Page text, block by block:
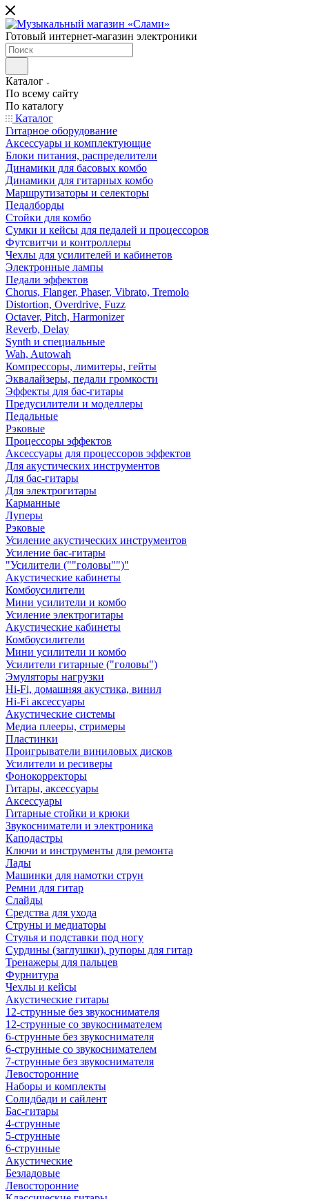
Готовый интернет-магазин электроники
Каталог
По всему сайту
По каталогу
Каталог
Гитарное оборудование
Аксессуары и комплектующие
Блоки питания, распределители
Динамики для басовых комбо
Динамики для гитарных комбо
Маршрутизаторы и селекторы
Педалборды
Стойки для комбо
Сумки и кейсы для педалей и процессоров
Футсвитчи и контроллеры
Чехлы для усилителей и кабинетов
Электронные лампы
Педали эффектов
Chorus, Flanger, Phaser, Vibrato, Tremolo
Distortion, Overdrive, Fuzz
Octaver, Pitch, Harmonizer
Reverb, Delay
Synth и специальные
Wah, Autowah
Компрессоры, лимитеры, гейты
Эквалайзеры, педали громкости
Эффекты для бас-гитары
Предусилители и моделлеры
Педальные
Рэковые
Процессоры эффектов
Аксессуары для процессоров эффектов
Для акустических инструментов
Для бас-гитары
Для электрогитары
Карманные
Луперы
Рэковые
Усиление акустических инструментов
Усиление бас-гитары
"Усилители (""головы"")"
Акустические кабинеты
Комбоусилители
Мини усилители и комбо
Усиление электрогитары
Акустические кабинеты
Комбоусилители
Мини усилители и комбо
Усилители гитарные ("головы")
Эмуляторы нагрузки
Hi-Fi, домашняя акустика, винил
Hi-Fi аксессуары
Акустические системы
Медиа плееры, стримеры
Пластинки
Проигрыватели виниловых дисков
Усилители и ресиверы
Фонокорректоры
Гитары, аксессуары
Аксессуары
Гитарные стойки и крюки
Звукосниматели и электроника
Каподастры
Ключи и инструменты для ремонта
Лады
Машинки для намотки струн
Ремни для гитар
Слайды
Средства для ухода
Струны и медиаторы
Стулья и подставки под ногу
Сурдины (заглушки), рупоры для гитар
Тренажеры для пальцев
Фурнитура
Чехлы и кейсы
Акустические гитары
12-струнные без звукоснимателя
12-струнные со звукоснимателем
6-струнные без звукоснимателя
6-струнные со звукоснимателем
7-струнные без звукоснимателя
Левосторонние
Наборы и комплекты
Солидбади и сайлент
Бас-гитары
4-струнные
5-струнные
6-струнные
Акустические
Безладовые
Левосторонние